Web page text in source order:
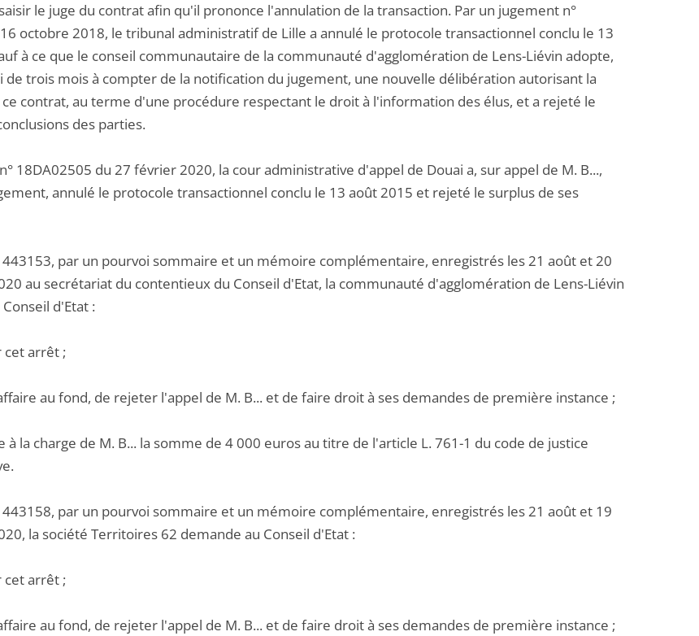
le juge du contrat afin qu'il prononce l'annulation de la transaction. Par un jugement n°
octobre 2018, le tribunal administratif de Lille a annulé le protocole transactionnel conclu le 13
à ce que le conseil communautaire de la communauté d'agglomération de Lens-Liévin adopte,
de trois mois à compter de la notification du jugement, une nouvelle délibération autorisant la
contrat, au terme d'une procédure respectant le droit à l'information des élus, et a rejeté le
des parties.
18DA02505 du 27 février 2020, la cour administrative d'appel de Douai a, sur appel de M. B...,
annulé le protocole transactionnel conclu le 13 août 2015 et rejeté le surplus de ses
443153, par un pourvoi sommaire et un mémoire complémentaire, enregistrés les 21 août et 20
au secrétariat du contentieux du Conseil d'Etat, la communauté d'agglomération de Lens-Liévin
d'Etat :
cet arrêt ;
au fond, de rejeter l'appel de M. B... et de faire droit à ses demandes de première instance ;
à la charge de M. B... la somme de 4 000 euros au titre de l'article L. 761-1 du code de justice
443158, par un pourvoi sommaire et un mémoire complémentaire, enregistrés les 21 août et 19
la société Territoires 62 demande au Conseil d'Etat :
cet arrêt ;
au fond, de rejeter l'appel de M. B... et de faire droit à ses demandes de première instance ;